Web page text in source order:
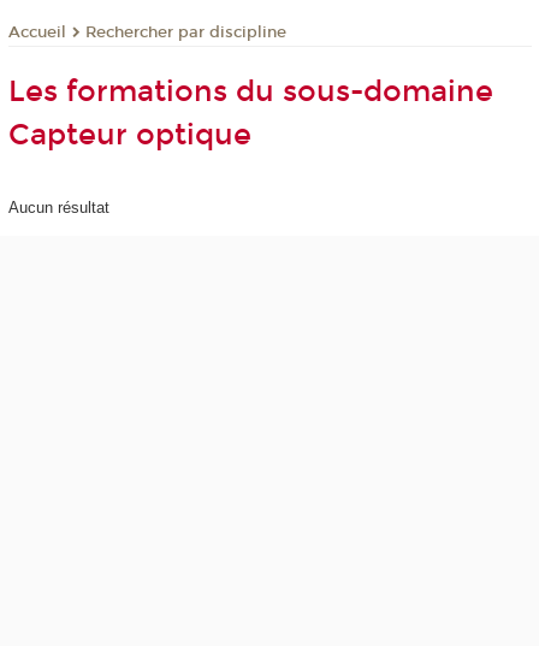
Accueil Rechercher par discipline
Les formations du sous-domaine
Capteur optique
Aucun résultat